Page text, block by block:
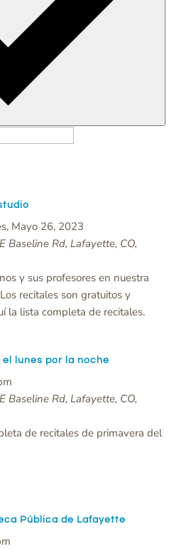
Mayo 26, 2023
Baseline Rd, Lafayette, CO,
y sus profesores en nuestra
recitales son gratuitos y
la lista completa de recitales.
lunes por la noche
Baseline Rd, Lafayette, CO,
de recitales de primavera del
Pública de Lafayette